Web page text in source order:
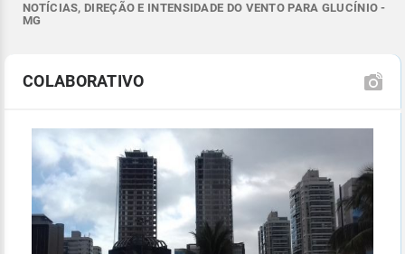
NOTÍCIAS, DIREÇÃO E INTENSIDADE DO VENTO PARA GLUCÍNIO -
MG
COLABORATIVO